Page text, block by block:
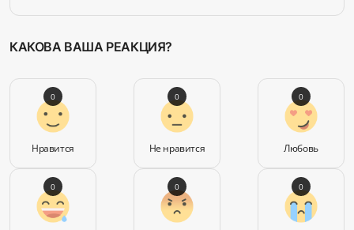
КАКОВА ВАША РЕАКЦИЯ?
Нравится
0
Не нравится
0
Любовь
0
0 0 0